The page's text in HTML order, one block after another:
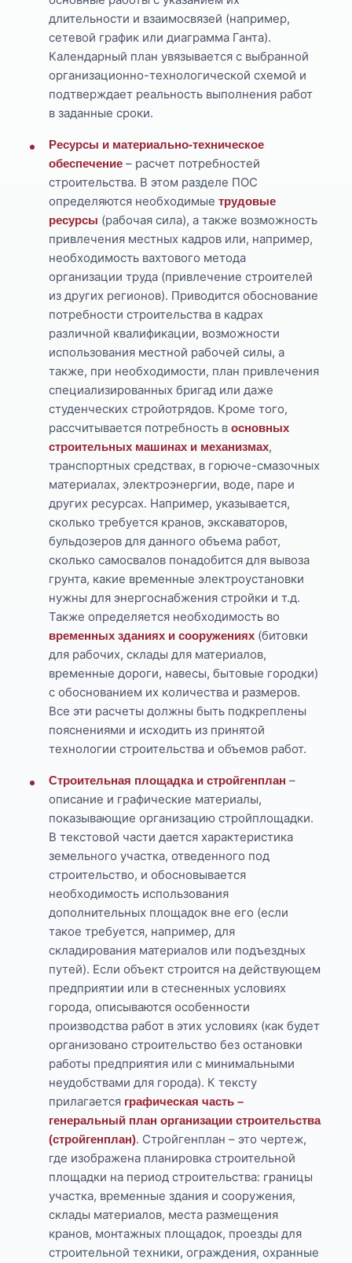
длительности и взаимосвязей (например,
сетевой график или диаграмма Ганта).
Календарный план увязывается с выбранной
организационно-технологической схемой и
подтверждает реальность выполнения работ
в заданные сроки.
Ресурсы и материально-техническое
обеспечение – расчет потребностей
строительства. В этом разделе ПОС
определяются необходимыетрудовые
ресурсы (рабочая сила), а также возможность
привлечения местных кадров или, например,
необходимость вахтового метода
организации труда (привлечение строителей
из других регионов). Приводится обоснование
потребности строительства в кадрах
различной квалификации, возможности
использования местной рабочей силы, а
также, при необходимости, план привлечения
специализированных бригад или даже
студенческих стройотрядов. Кроме того,
рассчитывается потребность восновных
строительных машинах и механизмах,
транспортных средствах, в горюче-смазочных
материалах, электроэнергии, воде, паре и
других ресурсах. Например, указывается,
сколько требуется кранов, экскаваторов,
бульдозеров для данного объема работ,
сколько самосвалов понадобится для вывоза
грунта, какие временные электроустановки
нужны для энергоснабжения стройки и т.д.
Также определяется необходимость во
временных зданиях и сооружениях (битовки
для рабочих, склады для материалов,
временные дороги, навесы, бытовые городки)
с обоснованием их количества и размеров.
Все эти расчеты должны быть подкреплены
пояснениями и исходить из принятой
технологии строительства и объемов работ.
Строительная площадка и стройгенплан –
описание и графические материалы,
показывающие организацию стройплощадки.
В текстовой части дается характеристика
земельного участка, отведенного под
строительство, и обосновывается
необходимость использования
дополнительных площадок вне его (если
такое требуется, например, для
складирования материалов или подъездных
путей). Если объект строится на действующем
предприятии или в стесненных условиях
города, описываются особенности
производства работ в этих условиях (как будет
организовано строительство без остановки
работы предприятия или с минимальными
неудобствами для города). К тексту
прилагается графическая часть –
генеральный план организации строительства
(стройгенплан). Стройгенплан – это чертеж,
где изображена планировка строительной
площадки на период строительства: границы
участка, временные здания и сооружения,
склады материалов, места размещения
кранов, монтажных площадок, проезды для
строительной техники, ограждения, охранные